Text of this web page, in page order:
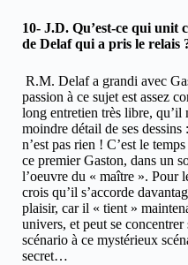
10- J.D. Qu’est-ce qui unit
de Delaf qui a pris le relais
R.M. Delaf a grandi avec
passion à ce sujet est assez
long entretien très libre, qu’il
moindre détail de ses dessins
n’est pas rien ! C’est le
ce premier Gaston, dans un
l’oeuvre du « maître ». Pour
crois qu’il s’accorde
plaisir, car il « tient »
univers, et peut se
scénario à ce mystérieux
secret…